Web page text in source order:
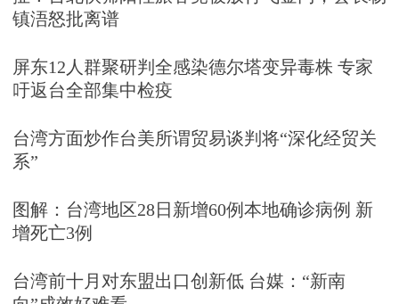
镇浯怒批离谱
屏东12人群聚研判全感染德尔塔变异毒株 专家
吁返台全部集中检疫
台湾方面炒作台美所谓贸易谈判将“深化经贸关
系”
图解：台湾地区28日新增60例本地确诊病例 新
增死亡3例
台湾前十月对东盟出口创新低 台媒：“新南